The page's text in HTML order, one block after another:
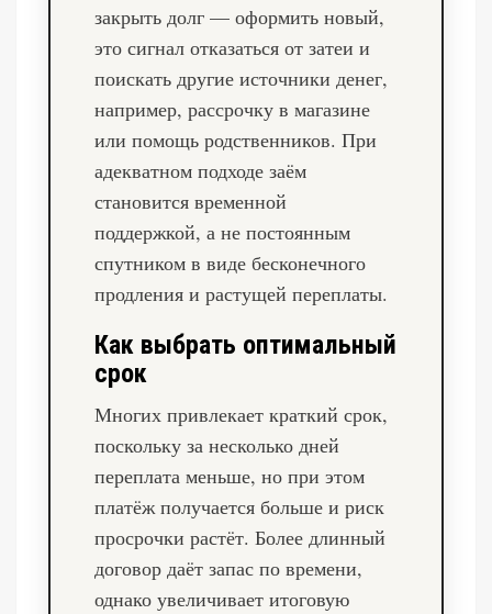
закрыть долг — оформить новый,
это сигнал отказаться от затеи и
поискать другие источники денег,
например, рассрочку в магазине
или помощь родственников. При
адекватном подходе заём
становится временной
поддержкой, а не постоянным
спутником в виде бесконечного
продления и растущей переплаты.
Как выбрать оптимальный
срок
Многих привлекает краткий срок,
поскольку за несколько дней
переплата меньше, но при этом
платёж получается больше и риск
просрочки растёт. Более длинный
договор даёт запас по времени,
однако увеличивает итоговую